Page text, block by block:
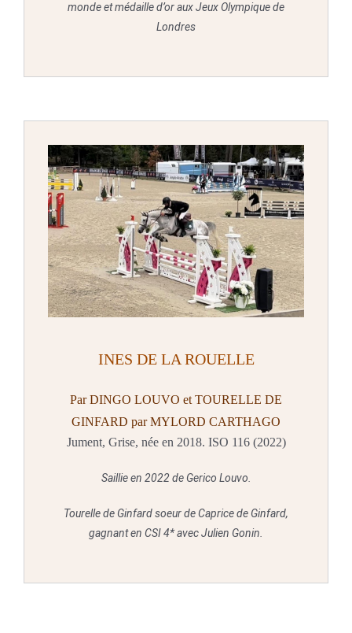
monde et médaille d’or aux Jeux Olympique de
Londres
INES DE LA ROUELLE
Par DINGO LOUVO et TOURELLE DE
GINFARD par MYLORD CARTHAGO
Jument, Grise, née en 2018. ISO 116 (2022)
Saillie en 2022 de Gerico Louvo.
Tourelle de Ginfard soeur de Caprice de Ginfard,
gagnant en CSI 4* avec Julien Gonin.